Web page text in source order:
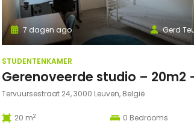
Gerd
7 dagen ago
STUDENTENKAMER
Tervuursestraat 24, 3000 Leuven, België
20 m2 0 Bedrooms